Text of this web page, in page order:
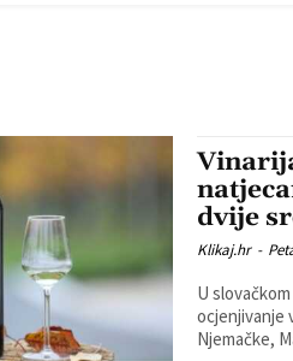
dvije
Klikaj.hr -
U
ocjenjivanje vina Muvina
Njemačke,